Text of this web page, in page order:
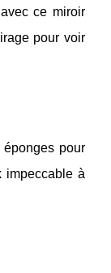
ce miroir
pour voir
pour
impeccable à